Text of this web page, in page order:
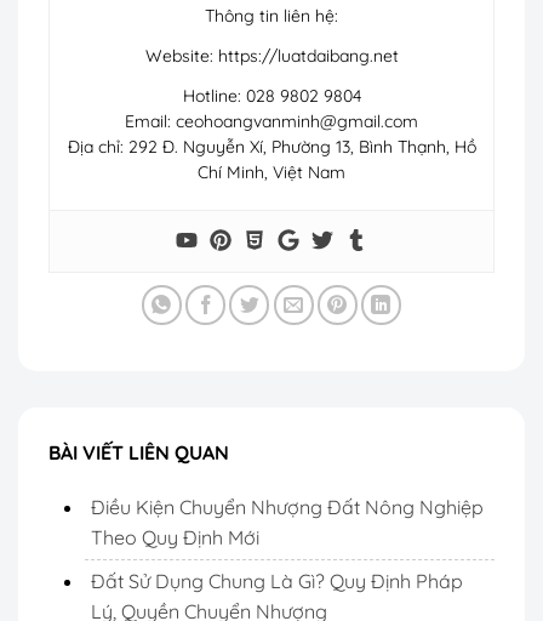
Thông tin liên hệ:
Website: https://luatdaibang.net
Hotline: 028 9802 9804
Email: ceohoangvanminh@gmail.com
Địa chỉ: 292 Đ. Nguyễn Xí, Phường 13, Bình Thạnh, Hồ
Chí Minh, Việt Nam
BÀI VIẾT LIÊN QUAN
Điều Kiện Chuyển Nhượng Đất Nông Nghiệp
Theo Quy Định Mới
Đất Sử Dụng Chung Là Gì? Quy Định Pháp
Lý, Quyền Chuyển Nhượng